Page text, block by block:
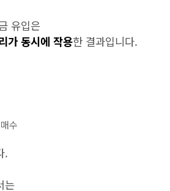
유입은
가 동시에 작용한 결과입니다.
수
.
는